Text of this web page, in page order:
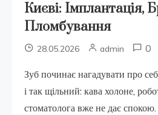
Києві: Імплантація,
Пломбування
28.05.2026 admin 0
Зуб починає нагадувати про
і так щільний: кава холоне,
стоматолога вже не дає